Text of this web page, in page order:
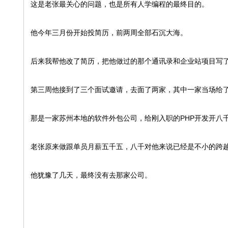
这是老张最关心的问题，也是所有人学编程的最终目的。
他今年三月份开始投简历，前两周全部石沉大海。
后来我帮他改了简历，把他做过的那个通讯录和企业站项目写了
第三周他接到了三个面试邀请，去面了两家，其中一家当场给
那是一家苏州本地的软件外包公司，给刚入职的PHP开发开八
老张原来做跟单员月薪五千五，八千对他来说已经是不小的跨越
他犹豫了几天，最终没有去那家公司。